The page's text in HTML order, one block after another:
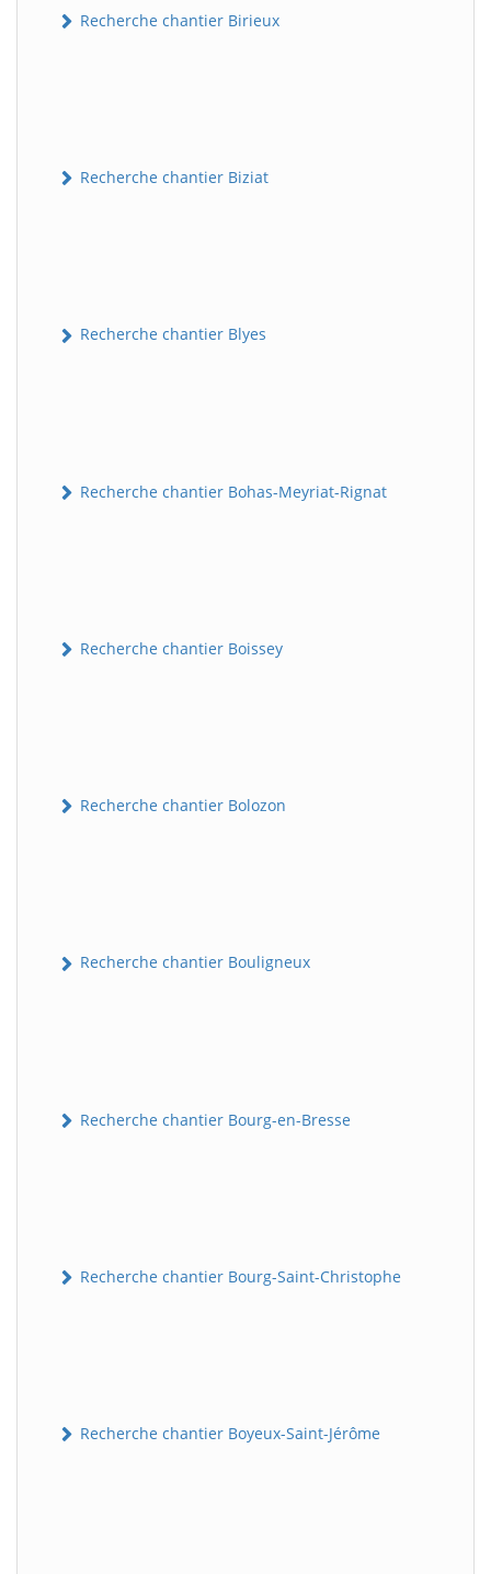
Recherche chantier Birieux
Recherche chantier Biziat
Recherche chantier Blyes
Recherche chantier Bohas-Meyriat-Rignat
Recherche chantier Boissey
Recherche chantier Bolozon
Recherche chantier Bouligneux
Recherche chantier Bourg-en-Bresse
Recherche chantier Bourg-Saint-Christophe
Recherche chantier Boyeux-Saint-Jérôme